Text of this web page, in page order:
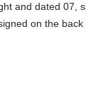
and dated 07,
on the